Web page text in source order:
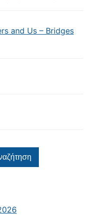
and Us – Bridges